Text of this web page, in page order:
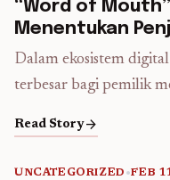
bangunan kantor yang
copot, serta papan
“Word of
Menentukan
Dalam ekosistem
terbesar bagi pemilik
melainkan “bagaimana
Read Storyarrow_forward
UNCATEGORIZED •FEB